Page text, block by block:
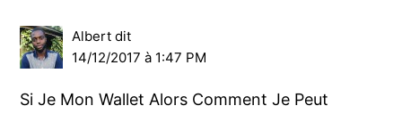
Albert dit
14/12/2017 à 1:47 PM
Si Je Mon Wallet Alors Comment Je Peut